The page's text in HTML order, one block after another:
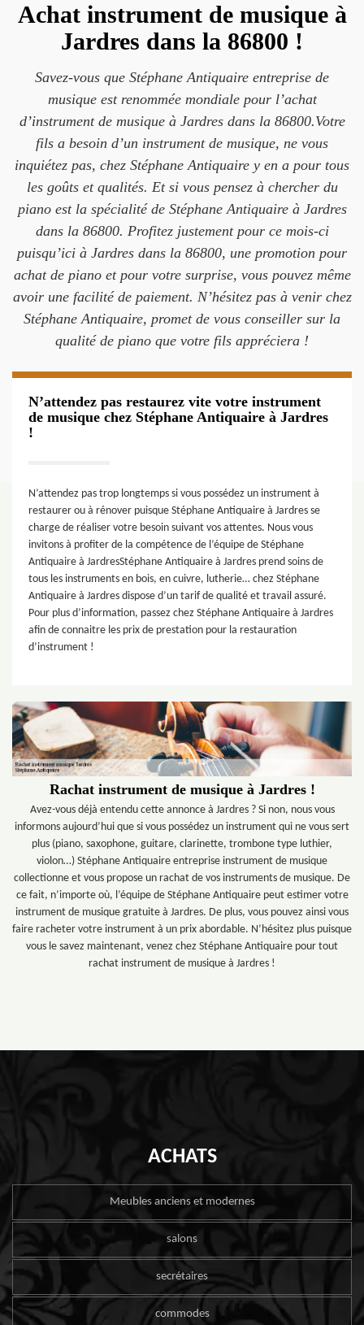
Achat instrument de musique à
Jardres dans la 86800 !
Savez-vous que Stéphane Antiquaire entreprise de
musique est renommée mondiale pour l’achat
d’instrument de musique à Jardres dans la 86800.Votre
fils a besoin d’un instrument de musique, ne vous
inquiétez pas, chez Stéphane Antiquaire y en a pour tous
les goûts et qualités. Et si vous pensez à chercher du
piano est la spécialité de Stéphane Antiquaire à Jardres
dans la 86800. Profitez justement pour ce mois-ci
puisqu’ici à Jardres dans la 86800, une promotion pour
achat de piano et pour votre surprise, vous pouvez même
avoir une facilité de paiement. N’hésitez pas à venir chez
Stéphane Antiquaire, promet de vous conseiller sur la
qualité de piano que votre fils appréciera !
N’attendez pas restaurez vite votre instrument
de musique chez Stéphane Antiquaire à Jardres
!
N’attendez pas trop longtemps si vous possédez un instrument à
restaurer ou à rénover puisque Stéphane Antiquaire à Jardres se
charge de réaliser votre besoin suivant vos attentes. Nous vous
invitons à profiter de la compétence de l’équipe de Stéphane
Antiquaire à JardresStéphane Antiquaire à Jardres prend soins de
tous les instruments en bois, en cuivre, lutherie… chez Stéphane
Antiquaire à Jardres dispose d’un tarif de qualité et travail assuré.
Pour plus d’information, passez chez Stéphane Antiquaire à Jardres
afin de connaitre les prix de prestation pour la restauration
d’instrument !
Rachat instrument de musique à Jardres !
Avez-vous déjà entendu cette annonce à Jardres ? Si non, nous vous
informons aujourd’hui que si vous possédez un instrument qui ne vous sert
plus (piano, saxophone, guitare, clarinette, trombone type luthier,
violon…) Stéphane Antiquaire entreprise instrument de musique
collectionne et vous propose un rachat de vos instruments de musique. De
ce fait, n’importe où, l’équipe de Stéphane Antiquaire peut estimer votre
instrument de musique gratuite à Jardres. De plus, vous pouvez ainsi vous
faire racheter votre instrument à un prix abordable. N’hésitez plus puisque
vous le savez maintenant, venez chez Stéphane Antiquaire pour tout
rachat instrument de musique à Jardres !
ACHATS
Meubles anciens et modernes
salons
secrétaires
commodes